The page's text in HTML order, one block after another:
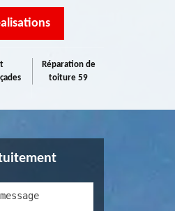
Réparation de
toiture 59